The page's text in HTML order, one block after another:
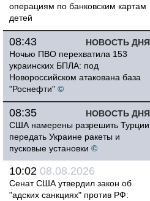
операциям по банковским картам
детей
НОВОСТЬ ДНЯ
08:43
Ночью ПВО перехватила 153
украинских БПЛА: под
Новороссийском атакована база
"Роснефти" ©
НОВОСТЬ ДНЯ
08:35
США намерены разрешить Турции
передать Украине ракеты и
пусковые установки ©
10:02 08.08.2026
Сенат США утвердил закон об
"адских санкциях" против РФ: